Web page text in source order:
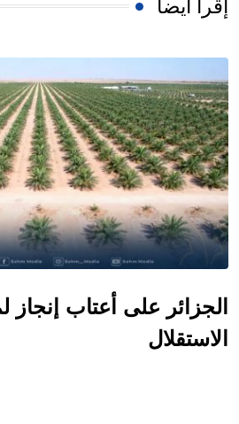
إقرأ أيضا
​الجزائر على أعتاب إنجاز
الاستقلال